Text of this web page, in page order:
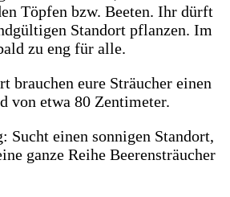
Töpfen bzw. Beeten. Ihr dürft
Standort pflanzen. Im
zu eng für alle.
brauchen eure Sträucher einen
von etwa 80 Zentimeter.
Sucht einen sonnigen Standort,
ganze Reihe Beerensträucher